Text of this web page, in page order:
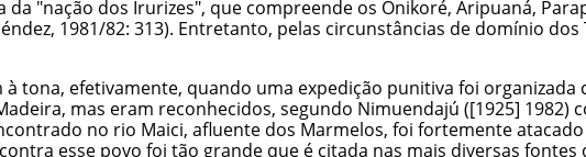
da "nação dos Irurizes", que compreende os Onikoré, Aripuaná,
1981/82: 313). Entretanto, pelas circunstâncias de domínio
tona, efetivamente, quando uma expedição punitiva foi
mas eram reconhecidos, segundo Nimuendajú ([1925]
no rio Maici, afluente dos Marmelos, foi fortemente
esse povo foi tão grande que é citada nas mais diversas fontes